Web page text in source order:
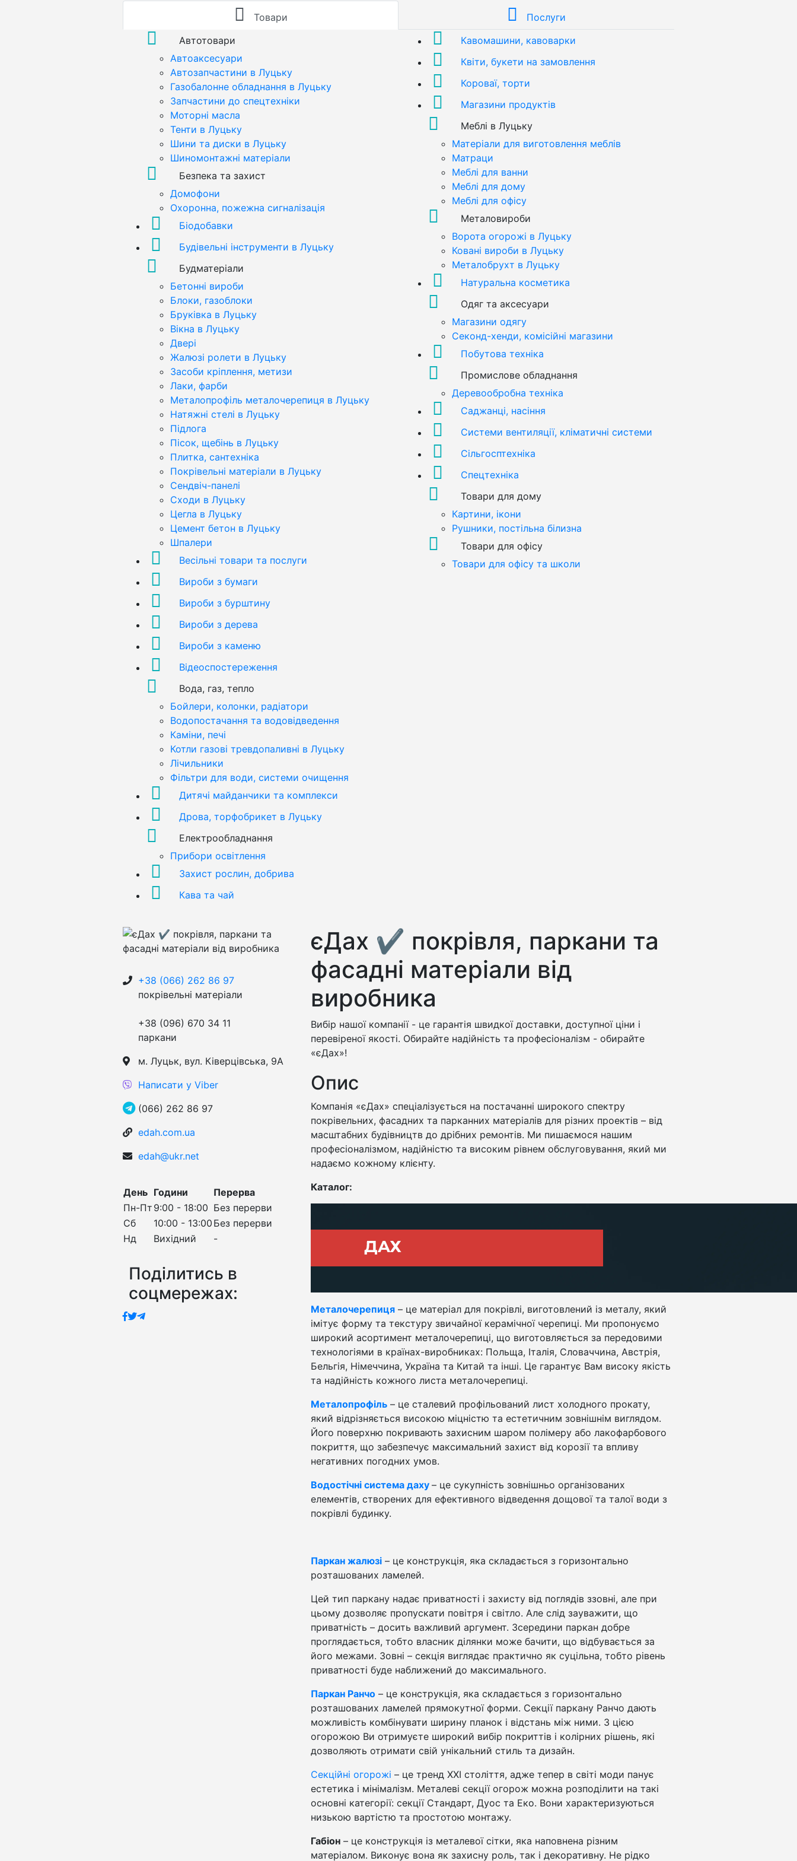
Товари
Послуги
Автотовари
Автоаксесуари
Автозапчастини в Луцьку
Газобалонне обладнання в Луцьку
Запчастини до спецтехніки
Моторні масла
Тенти в Луцьку
Шини та диски в Луцьку
Шиномонтажні матеріали
Безпека та захист
Домофони
Охоронна, пожежна сигналізація
Біодобавки
Будівельні інструменти в Луцьку
Будматеріали
Бетонні вироби
Блоки, газоблоки
Бруківка в Луцьку
Вікна в Луцьку
Двері
Жалюзі ролети в Луцьку
Засоби кріплення, метизи
Лаки, фарби
Металопрофіль металочерепиця в Луцьку
Натяжні стелі в Луцьку
Підлога
Пісок, щебінь в Луцьку
Плитка, сантехніка
Покрівельні матеріали в Луцьку
Сендвіч-панелі
Сходи в Луцьку
Цегла в Луцьку
Цемент бетон в Луцьку
Шпалери
Весільні товари та послуги
Вироби з бумаги
Вироби з бурштину
Вироби з дерева
Вироби з каменю
Відеоспостереження
Вода, газ, тепло
Бойлери, колонки, радіатори
Водопостачання та водовідведення
Каміни, печі
Котли газові тревдопаливні в Луцьку
Лічильники
Фільтри для води, системи очищення
Дитячі майданчики та комплекси
Дрова, торфобрикет в Луцьку
Електрообладнання
Прибори освітлення
Захист рослин, добрива
Кава та чай
Кавомашини, кавоварки
Квіти, букети на замовлення
Короваї, торти
Магазини продуктів
Меблі в Луцьку
Матеріали для виготовлення меблів
Матраци
Меблі для ванни
Меблі для дому
Меблі для офісу
Металовироби
Ворота огорожі в Луцьку
Ковані вироби в Луцьку
Металобрухт в Луцьку
Натуральна косметика
Одяг та аксесуари
Магазини одягу
Секонд-хенди, комісійні магазини
Побутова техніка
Промислове обладнання
Деревообробна техніка
Саджанці, насіння
Системи вентиляції, кліматичні системи
Сільгосптехніка
Спецтехніка
Товари для дому
Картини, ікони
Рушники, постільна білизна
Товари для офісу
Товари для офісу та школи
+38 (066) 262 86 97
покрівельні матеріали
+38 (096) 670 34 11
паркани
м. Луцьк, вул. Ківерцівська, 9А
Написати у Viber
(066) 262 86 97
edah.com.ua
edah@ukr.net
День Години
Перерва
Пн-Пт 9:00 - 18:00 Без перерви
Сб
10:00 - 13:00 Без перерви
Нд
Вихідний -
Поділитись в
соцмережах:
єДах ✔️ покрівля, паркани та
фасадні матеріали від
виробника
Вибір нашої компанії - це гарантія швидкої доставки, доступної ціни і
перевіреної якості. Обирайте надійність та професіоналізм - обирайте
«єДах»!
Опис
Компанія «єДах» спеціалізується на постачанні широкого спектру
покрівельних, фасадних та парканних матеріалів для різних проектів – від
масштабних будівництв до дрібних ремонтів. Ми пишаємося нашим
професіоналізмом, надійністю та високим рівнем обслуговування, який ми
надаємо кожному клієнту.
Каталог:
Металочерепиця– це матеріал для покрівлі, виготовлений із металу, який
імітує форму та текстуру звичайної керамічної черепиці. Ми пропонуємо
широкий асортимент металочерепиці, що виготовляється за передовими
технологіями в країнах-виробниках: Польща, Італія, Словаччина, Австрія,
Бельгія, Німеччина, Україна та Китай та інші. Це гарантує Вам високу якість
та надійність кожного листа металочерепиці.
Металопрофіль– це сталевий профільований лист холодного прокату,
який відрізняється високою міцністю та естетичним зовнішнім виглядом.
Його поверхню покривають захисним шаром полімеру або лакофарбового
покриття, що забезпечує максимальний захист від корозії та впливу
негативних погодних умов.
Водостічні система даху – це сукупність зовнішньо організованих
елементів, створених для ефективного відведення дощової та талої води з
покрівлі будинку.
Паркан жалюзі– це конструкція, яка складається з горизонтально
розташованих ламелей.
Цей тип паркану надає приватності і захисту від поглядів ззовні, але при
цьому дозволяє пропускати повітря і світло. Але слід зауважити, що
приватність – досить важливий аргумент. Зсередини паркан добре
проглядається, тобто власник ділянки може бачити, що відбувається за
його межами. Зовні – секція виглядає практично як суцільна, тобто рівень
приватності буде наближений до максимального.
Паркан Ранчо– це конструкція, яка складається з горизонтально
розташованих ламелей прямокутної форми. Секції паркану Ранчо дають
можливість комбінувати ширину планок і відстань між ними. З цією
огорожою Ви отримуєте широкий вибір покриттів і колірних рішень, які
дозволяють отримати свій унікальний стиль та дизайн.
Секційні огорожі – це тренд ХХІ століття, адже тепер в світі моди панує
естетика і мінімалізм. Металеві секції огорож можна розподілити на такі
основні категорії: секції Стандарт, Дуос та Еко. Вони характеризуються
низькою вартістю та простотою монтажу.
Габіон– це конструкція із металевої сітки, яка наповнена різним
матеріалом. Виконує вона як захисну роль, так і декоративну. Не рідко